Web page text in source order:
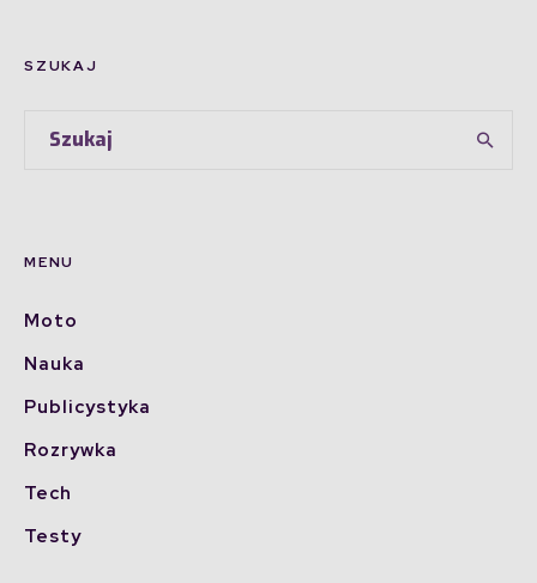
SZUKAJ
MENU
Moto
Nauka
Publicystyka
Rozrywka
Tech
Testy